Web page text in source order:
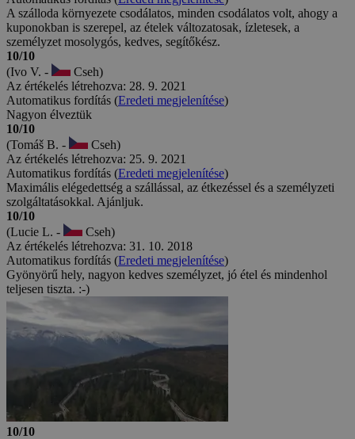
A szálloda környezete csodálatos, minden csodálatos volt, ahogy a
kuponokban is szerepel, az ételek változatosak, ízletesek, a
személyzet mosolygós, kedves, segítőkész.
10/10
(Ivo V. -
Cseh)
Az értékelés létrehozva: 28. 9. 2021
Automatikus fordítás (Eredeti megjelenítése)
Nagyon élveztük
10/10
(Tomáš B. -
Cseh)
Az értékelés létrehozva: 25. 9. 2021
Automatikus fordítás (Eredeti megjelenítése)
Maximális elégedettség a szállással, az étkezéssel és a személyzeti
szolgáltatásokkal. Ajánljuk.
10/10
(Lucie L. -
Cseh)
Az értékelés létrehozva: 31. 10. 2018
Automatikus fordítás (Eredeti megjelenítése)
Gyönyörű hely, nagyon kedves személyzet, jó étel és mindenhol
teljesen tiszta. :-)
10/10